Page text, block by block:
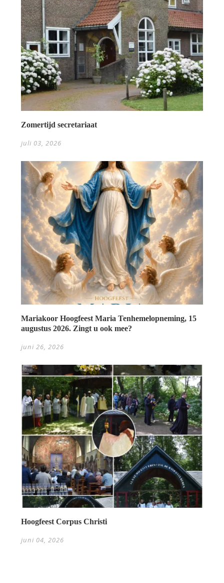
Zomertijd secretariaat
juli 03, 2026
Mariakoor Hoogfeest Maria Tenhemelopneming, 15
augustus 2026. Zingt u ook mee?
juni 26, 2026
Hoogfeest Corpus Christi
juni 04, 2026